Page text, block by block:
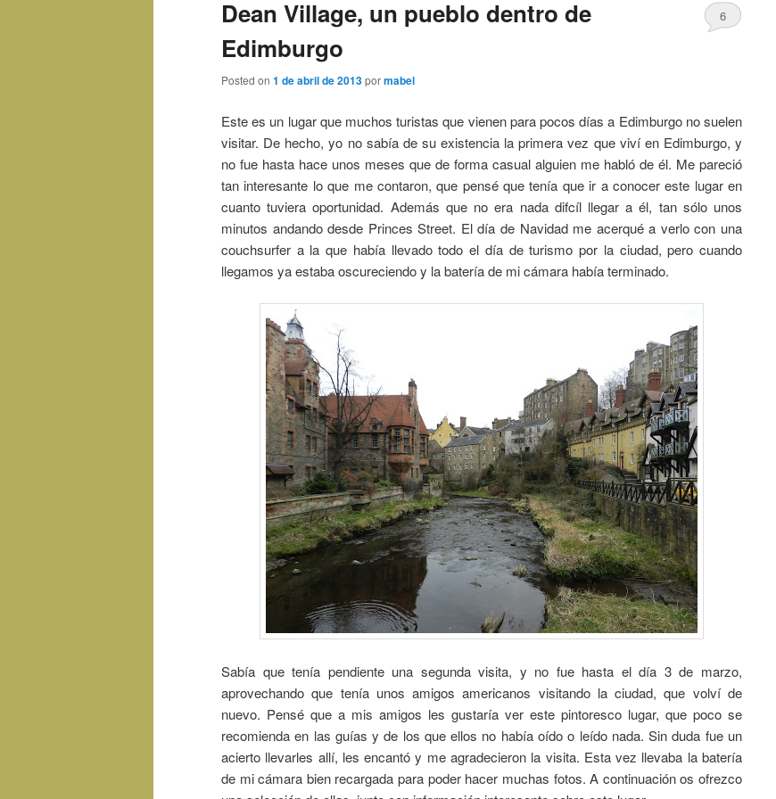
Dean Village, un pueblo dentro de
Edimburgo
Posted on 1 de abril de 2013pormabel
6
Este es un lugar que muchos turistas que vienen para pocos días a Edimburgo no suelen
visitar. De hecho, yo no sabía de su existencia la primera vez que viví en Edimburgo, y
no fue hasta hace unos meses que de forma casual alguien me habló de él. Me pareció
tan interesante lo que me contaron, que pensé que tenía que ir a conocer este lugar en
cuanto tuviera oportunidad. Además que no era nada difcíl llegar a él, tan sólo unos
minutos andando desde Princes Street. El día de Navidad me acerqué a verlo con una
couchsurfer a la que había llevado todo el día de turismo por la ciudad, pero cuando
llegamos ya estaba oscureciendo y la batería de mi cámara había terminado.
Sabía que tenía pendiente una segunda visita, y no fue hasta el día 3 de marzo,
aprovechando que tenía unos amigos americanos visitando la ciudad, que volví de
nuevo. Pensé que a mis amigos les gustaría ver este pintoresco lugar, que poco se
recomienda en las guías y de los que ellos no había oído o leído nada. Sin duda fue un
acierto llevarles allí, les encantó y me agradecieron la visita. Esta vez llevaba la batería
de mi cámara bien recargada para poder hacer muchas fotos. A continuación os ofrezco